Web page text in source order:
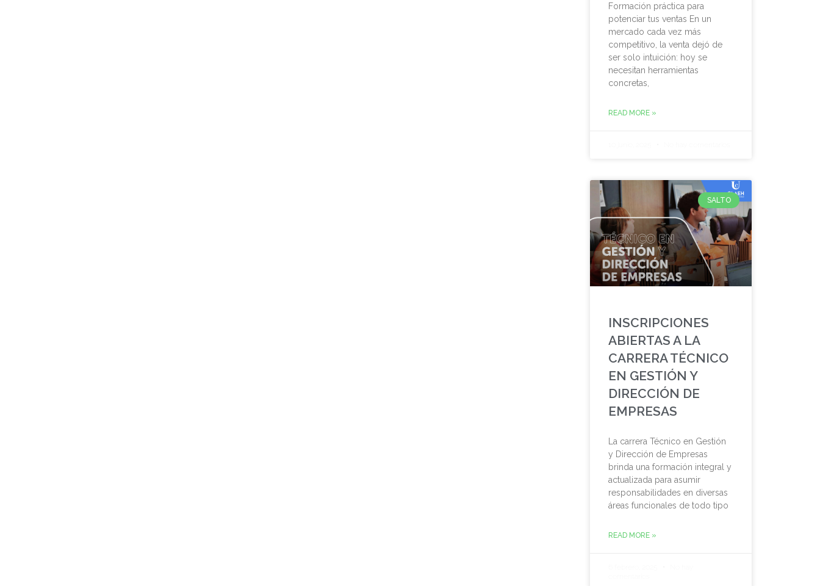
Formación práctica para
potenciar tus ventas En un
mercado cada vez más
competitivo, la venta dejó de
ser solo intuición: hoy se
necesitan herramientas
concretas,
READ MORE »
SALTO
INSCRIPCIONES
ABIERTAS A LA
CARRERA TÉCNICO
EN GESTIÓN Y
DIRECCIÓN DE
EMPRESAS
La carrera Técnico en Gestión
y Dirección de Empresas
brinda una formación integral y
actualizada para asumir
responsabilidades en diversas
áreas funcionales de todo tipo
READ MORE »